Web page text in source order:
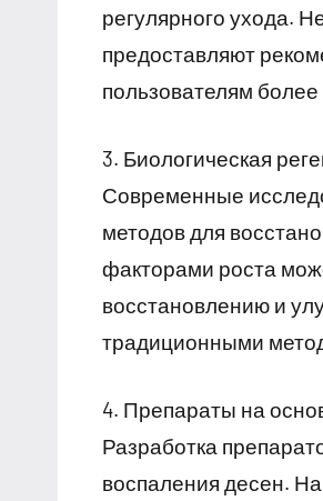
регулярного ухода.
предоставляют
пользователям
3. Биологическая
Современные
методов для
факторами роста
восстановлению и
традиционными
4. Препараты на
Разработка
воспаления десен.